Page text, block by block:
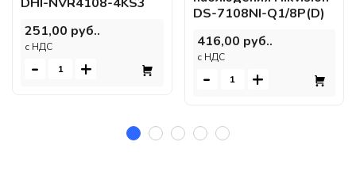
251,00 руб..
c НДС
- +
DS-7108NI-Q1/8P(D)
416,00 руб..
c НДС
- +